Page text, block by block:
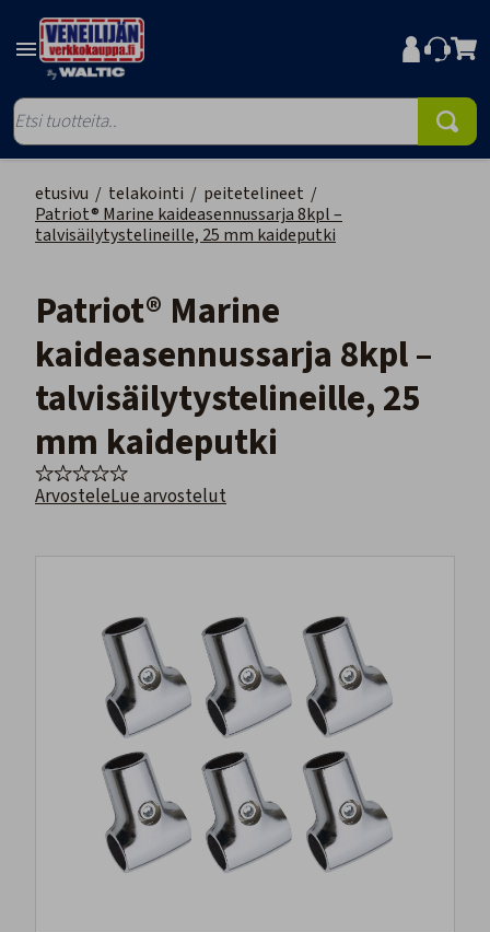
etusivu / telakointi / peitetelineet /
Patriot® Marine kaideasennussarja 8kpl –
talvisäilytystelineille, 25 mm kaideputki
Patriot® Marine
kaideasennussarja 8kpl –
talvisäilytystelineille, 25
mm kaideputki
ArvosteleLue arvostelut